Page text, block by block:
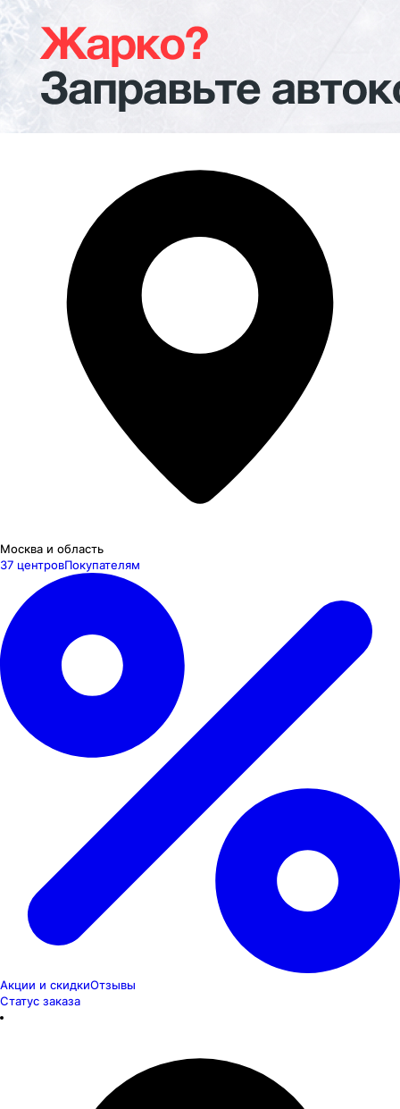
Москва и область
37 центровПокупателям
Акции и скидкиОтзывы
Статус заказа